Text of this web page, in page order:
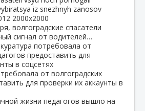
волгоградские спасатели
сигнал от водителей…
потребовала от
предоставить для
в соцсетях
жизни педагогов вышло на